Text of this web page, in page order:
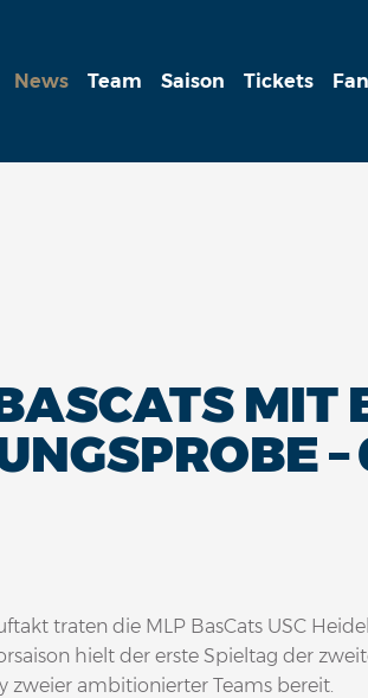
News Team Saison Tickets
MIT
traten die MLP BasCats USC
hielt der erste Spieltag der
zweier ambitionierter Teams bereit.